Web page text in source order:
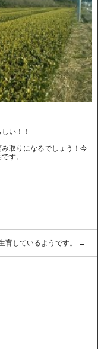
い！！
取りになるでしょう！今
す。
育しているようです。 →